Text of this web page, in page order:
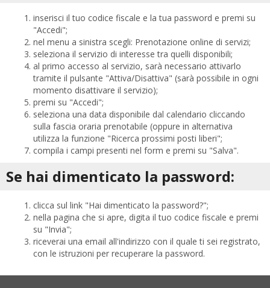
inserisci il tuo codice fiscale e la tua password e premi su
"Accedi";
nel menu a sinistra scegli: Prenotazione online di servizi;
seleziona il servizio di interesse tra quelli disponibili;
al primo accesso al servizio, sarà necessario attivarlo
tramite il pulsante "Attiva/Disattiva" (sarà possibile in ogni
momento disattivare il servizio);
premi su "Accedi";
seleziona una data disponibile dal calendario cliccando
sulla fascia oraria prenotabile (oppure in alternativa
utilizza la funzione "Ricerca prossimi posti liberi";
compila i campi presenti nel form e premi su "Salva".
Se hai dimenticato la password:
clicca sul link "Hai dimenticato la password?";
nella pagina che si apre, digita il tuo codice fiscale e premi
su "Invia";
riceverai una email all'indirizzo con il quale ti sei registrato,
con le istruzioni per recuperare la password.